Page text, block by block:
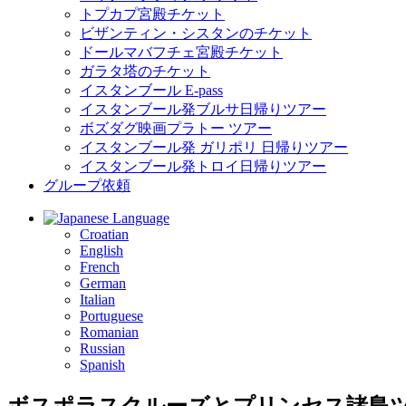
トプカプ宮殿チケット
ビザンティン・シスタンのチケット
ドールマバフチェ宮殿チケット
ガラタ塔のチケット
イスタンブール E-pass
イスタンブール発ブルサ日帰りツアー
ボズダグ映画プラトー ツアー
イスタンブール発 ガリポリ 日帰りツアー
イスタンブール発トロイ日帰りツアー
グループ依頼
Language
Croatian
English
French
German
Italian
Portuguese
Romanian
Russian
Spanish